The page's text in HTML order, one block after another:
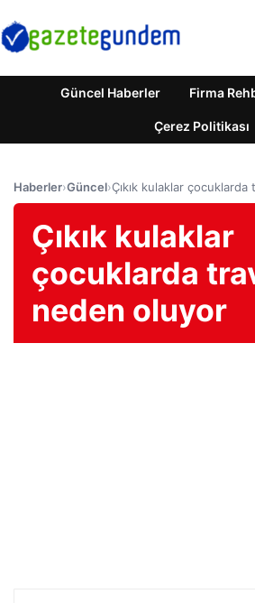
Güncel Haberler Firma
Çerez Politikası
Haberler›Güncel›Çıkık kulaklar
Çıkık kulaklar
çocuklarda
neden oluyor